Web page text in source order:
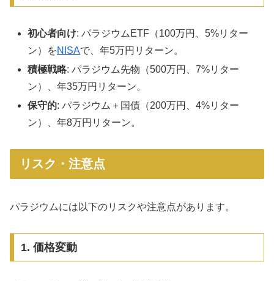
初心者向け: パラジウムETF（100万円、5%リター
ン）をNISAで、年5万円リターン。
積極戦略: パラジウム先物（500万円、7%リター
ン）、年35万円リターン。
保守的: パラジウム＋国債（200万円、4%リター
ン）、年8万円リターン。
リスク・注意点
パラジウムには以下のリスクや注意点があります。
1. 価格変動